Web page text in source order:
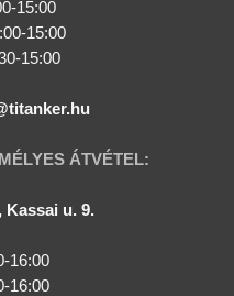
15:00
15:00
15:00
ÁTVÉTEL:
Kassai u. 9.
16:00
16:00